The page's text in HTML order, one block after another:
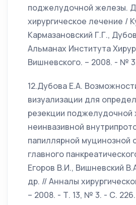
поджелудочной железы.
хирургическое лечение /
Кармазановский Г.Г.,
Альманах Института
Вишневского. – 2008. - №
12.Дубова Е.А.
визуализации для
резекции поджелудочной
неинвазивной
папиллярной муцинозной
главного
Егоров В.И., Вишневский
др. // Анналы
– 2008. - Т. 13, № 3. - С. 226.